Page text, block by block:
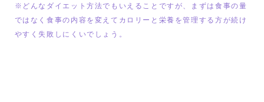
※どんなダイエット方法でもいえることですが、まずは食事の量
ではなく食事の内容を変えてカロリーと栄養を管理する方が続け
やすく失敗しにくいでしょう。